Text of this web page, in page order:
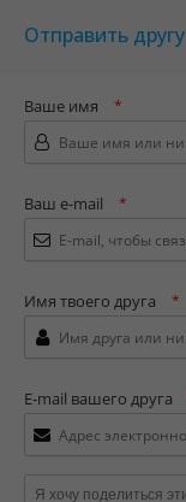
Отправить другу
Ваше имя *
Ваш e-mail *
Имя твоего друга *
E-mail вашего друга